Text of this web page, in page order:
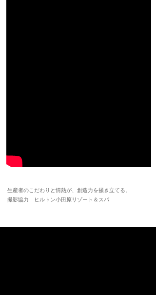
生産者のこだわりと情熱が、創造力を掻き立てる。
撮影協力 ヒルトン小田原リゾート＆スパ